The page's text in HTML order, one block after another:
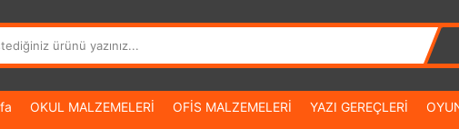
OKUL MALZEMELERİ OFİS MALZEMELERİ YAZI GEREÇLERİ